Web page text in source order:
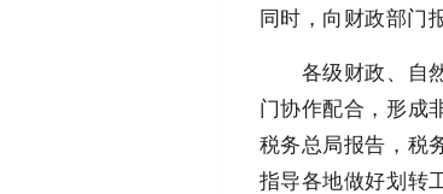
同时，向财政部门
各级财政、自然
门协作配合，形成
税务总局报告，税
指导各地做好划转